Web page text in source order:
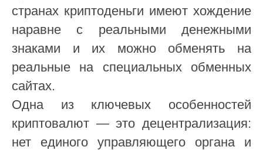
странах криптоденьги имеют хождение
наравне с реальными денежными
знаками и их можно обменять на
реальные на специальных обменных
сайтах.
Одна из ключевых особенностей
криптовалют — это децентрализация:
нет единого управляющего органа и